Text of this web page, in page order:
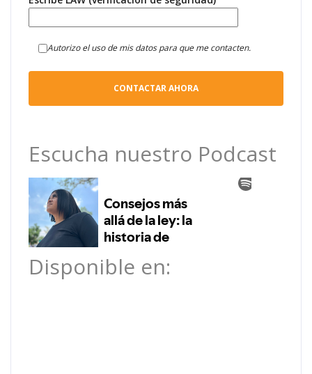
Autorizo el uso de mis datos para que me contacten.
Escucha nuestro Podcast
Disponible en: